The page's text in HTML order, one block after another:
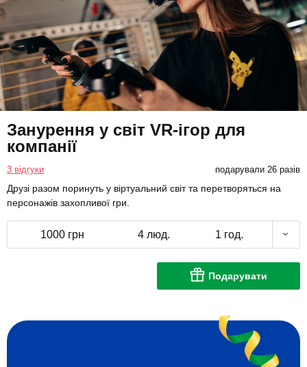
Занурення у світ VR-ігор для
компанії
3 відгуки подарували 26 разів
Друзі разом поринуть у віртуальний світ та перетворяться на
персонажів захопливої гри.
1000 грн 4 люд. 1 год.
Подарувати